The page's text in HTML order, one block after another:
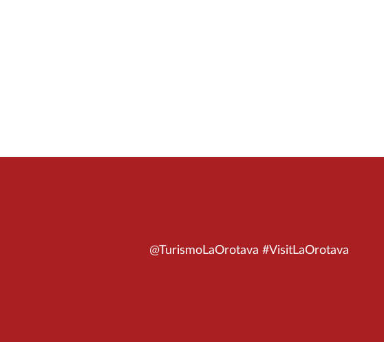
@TurismoLaOrotava #VisitLaOrotava